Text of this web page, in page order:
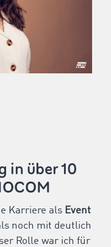
in über 10
Karriere als Event
noch mit deutlich
Rolle war ich für